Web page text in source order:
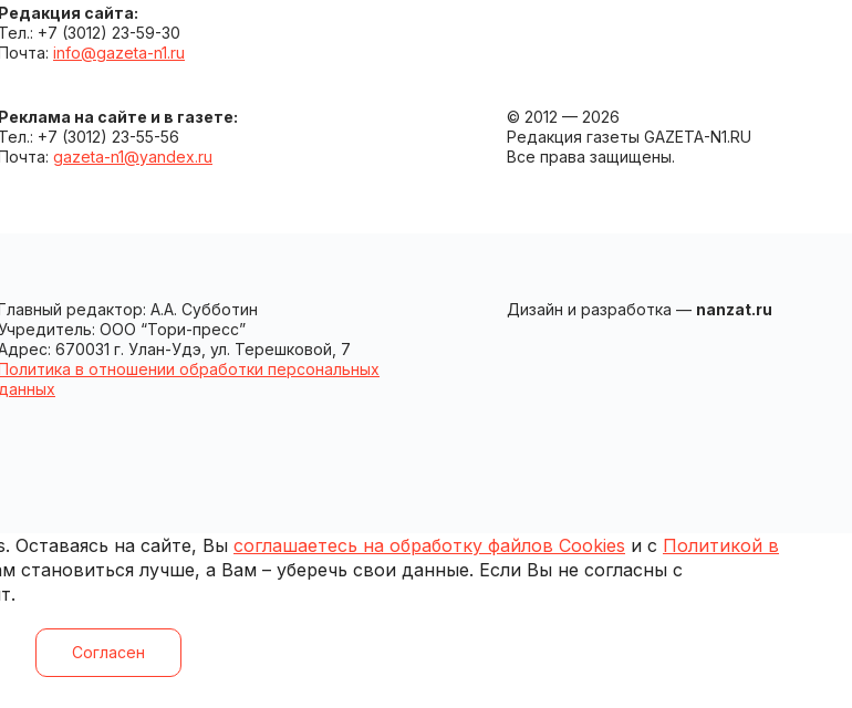
Редакция сайта:
Тел.: +7 (3012) 23-59-30
info@gazeta-n1.ru
Реклама на сайте и в газете:
Тел.: +7 (3012) 23-55-56
gazeta-n1@yandex.ru
© 2012 — 2026
Редакция газеты GAZETA-N1.RU
Все права защищены.
редактор: А.А. Субботин
ООО “Тори-пресс”
670031 г. Улан-Удэ, ул. Терешковой, 7
в отношении обработки персональных
данных
Дизайн и разработка — nanzat.ru
Оставаясь на сайте, Вы соглашаетесь на обработку файлов Cookies и с Политикой в
становиться лучше, а Вам – уберечь свои данные. Если Вы не согласны с
Согласен